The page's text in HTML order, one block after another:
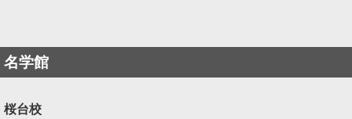
名学館
桜台校